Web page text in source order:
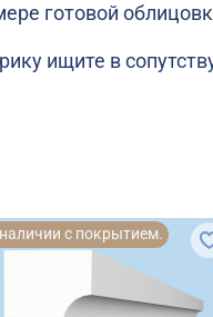
готовой
ищите в
с покрытием.